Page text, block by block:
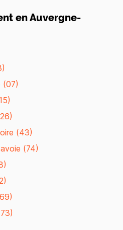
en Auvergne-
(07)
(43)
(74)